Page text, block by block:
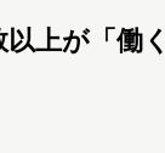
上が「働